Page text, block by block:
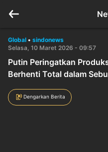
Global • sindonews
Selasa, 10 Maret 2026 - 09:57
Putin Peringatkan
Berhenti Total dalam
Dengarkan Berita